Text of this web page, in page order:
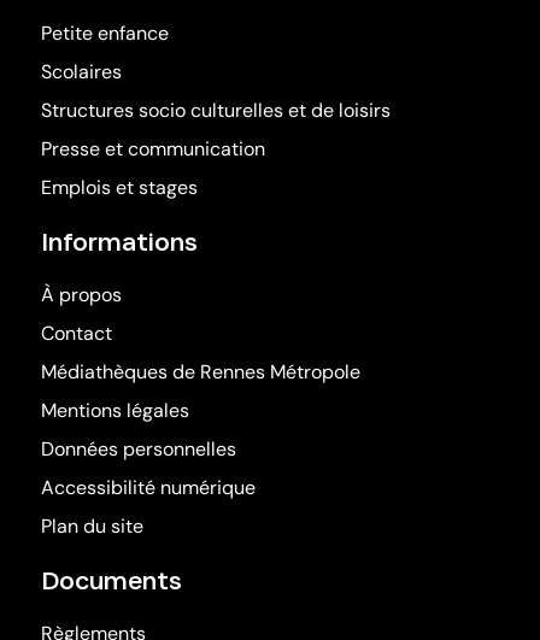
Petite enfance
Scolaires
Structures socio culturelles et de loisirs
Presse et communication
Emplois et stages
Informations
À propos
Contact
Médiathèques de Rennes Métropole(ouvre dans une
Mentions légales
Données personnelles
Accessibilité numérique
Plan du site
Documents
Règlements